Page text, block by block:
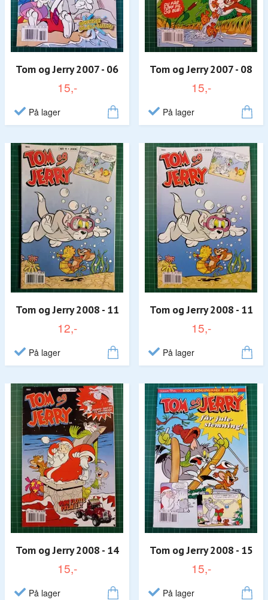
Tom og Jerry 2007 - 06
15,-
På lager
Tom og Jerry 2007 - 08
15,-
På lager
Tom og Jerry 2008 - 11
12,-
På lager
Tom og Jerry 2008 - 11
15,-
På lager
Tom og Jerry 2008 - 14
15,-
På lager
Tom og Jerry 2008 - 15
15,-
På lager